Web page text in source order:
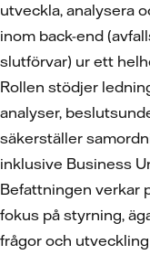
utveckla, analysera
inom back-end
slutförvar) ur ett
Rollen stödjer
analyser,
säkerställer
inklusive Business
Befattningen verkar
fokus på styrning,
frågor och